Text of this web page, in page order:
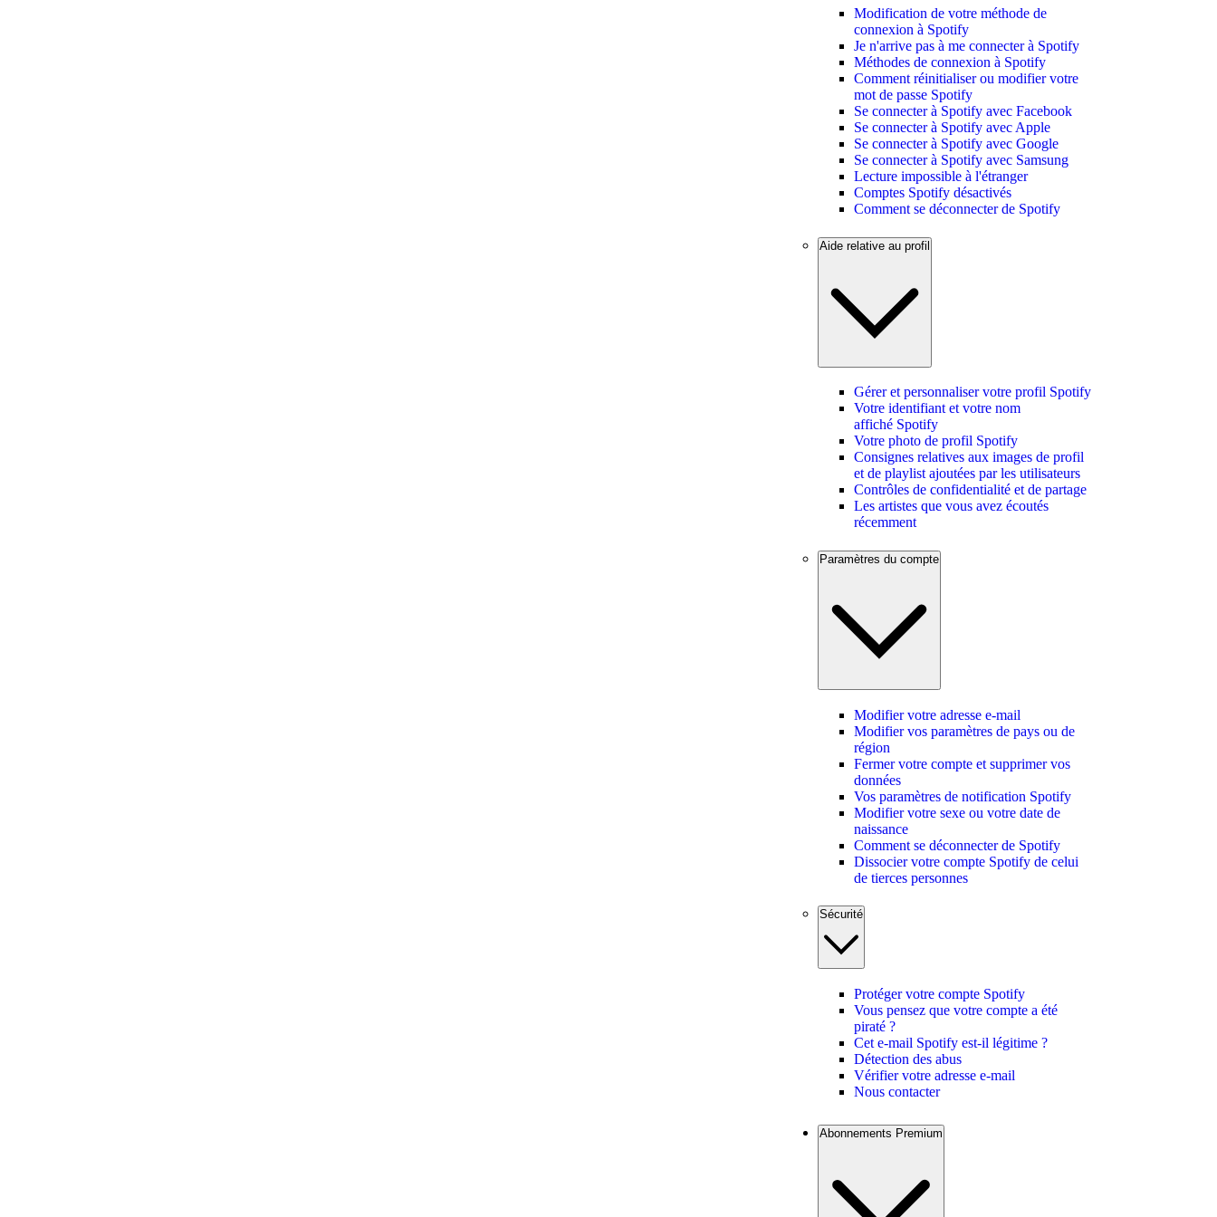
Modification de votre méthode de
connexion à Spotify
Je n'arrive pas à me connecter à Spotify
Méthodes de connexion à Spotify
Comment réinitialiser ou modifier votre
mot de passe Spotify
Se connecter à Spotify avec Facebook
Se connecter à Spotify avec Apple
Se connecter à Spotify avec Google
Se connecter à Spotify avec Samsung
Lecture impossible à l'étranger
Comptes Spotify désactivés
Comment se déconnecter de Spotify
Aide relative au profil
Gérer et personnaliser votre profil Spotify
Votre identifiant et votre nom
affiché Spotify
Votre photo de profil Spotify
Consignes relatives aux images de profil
et de playlist ajoutées par les utilisateurs
Contrôles de confidentialité et de partage
Les artistes que vous avez écoutés
récemment
Paramètres du compte
Modifier votre adresse e-mail
Modifier vos paramètres de pays ou de
région
Fermer votre compte et supprimer vos
données
Vos paramètres de notification Spotify
Modifier votre sexe ou votre date de
naissance
Comment se déconnecter de Spotify
Dissocier votre compte Spotify de celui
de tierces personnes
Sécurité
Protéger votre compte Spotify
Vous pensez que votre compte a été
piraté ?
Cet e-mail Spotify est-il légitime ?
Détection des abus
Vérifier votre adresse e-mail
Nous contacter
Abonnements Premium